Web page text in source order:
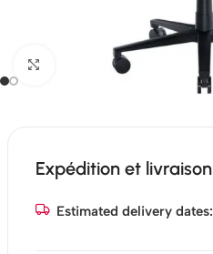
Click to enlarge
Expédition et livraison
Estimated delivery dates: